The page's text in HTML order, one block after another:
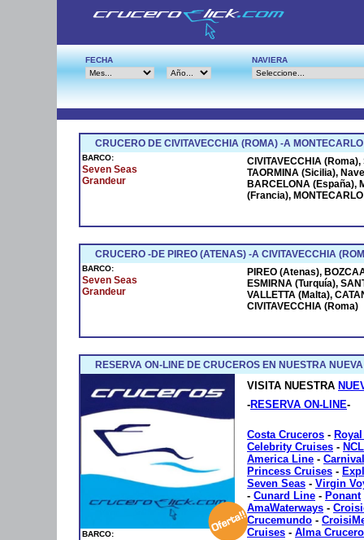
FECHA NAVIERA
CRUCERO DE CIVITAVECCHIA (ROMA) -A
BARCO:
Seven Seas
Grandeur
CIVITAVECCHIA
TAORMINA (Sicilia),
BARCELONA (España),
(Francia),
CRUCERO -DE PIREO (ATENAS) -A CIVITAVECCHIA
BARCO:
Seven Seas
Grandeur
PIREO (Atenas),
ESMIRNA (Turquía),
VALLETTA (Malta),
CIVITAVECCHIA (Roma)
RESERVA ON-LINE DE CRUCEROS EN NUESTRA
BARCO:
VISITA NUESTRA
-RESERVA ON-LINE-
Costa Cruceros -
Celebrity Cruises - NCL
America Line -
Princess Cruises -
Seven Seas - Virgin
- Cunard Line - Ponant
AmaWaterways -
Crucemundo -
Cruises - Alma